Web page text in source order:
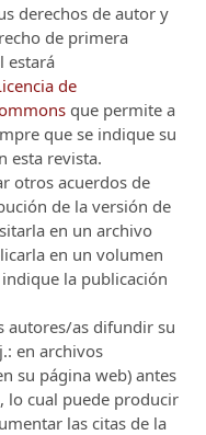
derechos de autor y
de primera
estará
de
que permite a
que se indique su
esta revista.
otros acuerdos de
de la versión de
en un archivo
en un volumen
la publicación
autores/as difundir su
en archivos
su página web) antes
lo cual puede producir
las citas de la